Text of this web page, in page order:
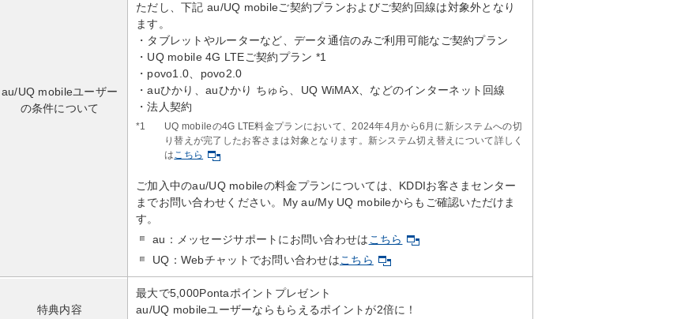
au/UQ mobileユーザー
の条件について
ただし、下記 au/UQ mobileご契約プランおよびご契約回線は対象外となり
ます。
・タブレットやルーターなど、データ通信のみご利用可能なご契約プラン
・UQ mobile 4G LTEご契約プラン *1
・povo1.0、povo2.0
・auひかり、auひかり ちゅら、UQ WiMAX、などのインターネット回線
・法⼈契約
*1
UQ mobileの4G LTE料金プランにおいて、2024年4月から6月に新システムへの切
り替えが完了したお客さまは対象となります。新システム切え替えについて詳しく
はこちら
ご加入中のau/UQ mobileの料金プランについては、KDDIお客さまセンター
までお問い合わせください。My au/My UQ mobileからもご確認いただけま
す。
au：メッセージサポートにお問い合わせはこちら
UQ：Webチャットでお問い合わせはこちら
特典内容
最大で5,000Pontaポイントプレゼント
au/UQ mobileユーザーならもらえるポイントが2倍に！